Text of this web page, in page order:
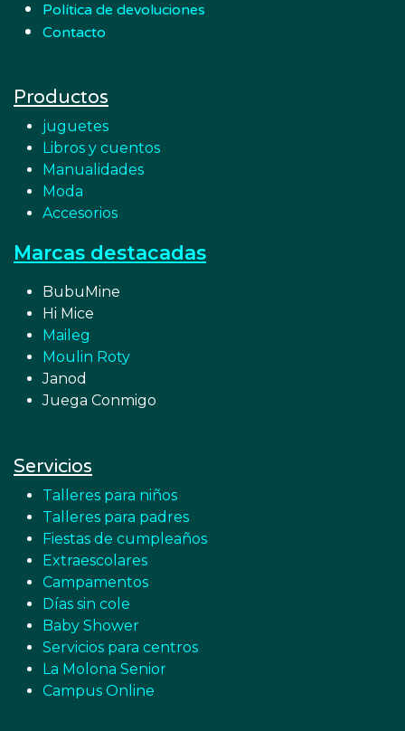
Política de devoluciones
Contacto
Productos
juguetes
Libros y cuentos
Manualidades
Moda
Accesorios
Marcas destacadas
BubuMine
Hi Mice
Maileg
Moulin Roty
Janod
Juega Conmigo
Servicios
Talleres para niños
Talleres para padres
Fiestas de cumpleaños
Extraescolares
Campamentos
Días sin cole
Baby Shower
Servicios para centros
La Molona Senior
Campus Online